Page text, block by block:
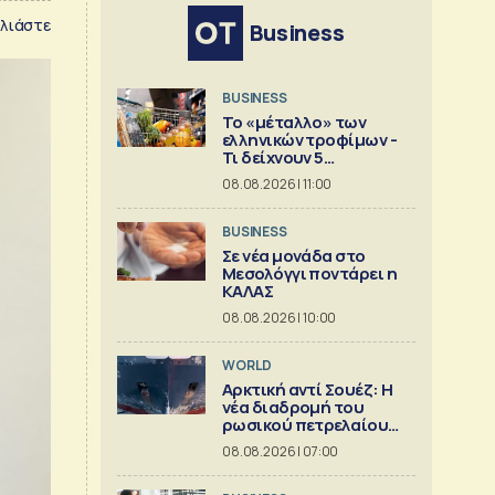
Business
BUSINESS
Το «μέταλλο» των
ελληνικών τροφίμων -
Τι δείχνουν 5
ισολογισμοί
08.08.2026 | 11:00
BUSINESS
Σε νέα μονάδα στο
Μεσολόγγι ποντάρει η
ΚΑΛΑΣ
08.08.2026 | 10:00
WORLD
Αρκτική αντί Σουέζ: Η
νέα διαδρομή του
ρωσικού πετρελαίου
[Γράφημα]
08.08.2026 | 07:00